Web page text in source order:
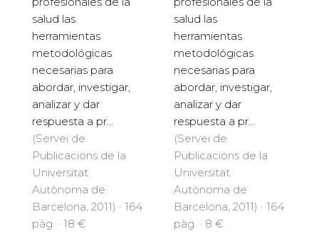
salud las
herramientas
metodológicas
necesarias para
abordar, investigar,
analizar y dar
respuesta a pr...
(Servei de
Publicacions de la
Universitat
Autònoma de
Barcelona, 2011) · 164
pàg. · 18 €
salud las
herramientas
metodológicas
necesarias para
abordar, investigar,
analizar y dar
respuesta a pr...
(Servei de
Publicacions de la
Universitat
Autònoma de
Barcelona, 2011) · 164
pàg. · 8 €